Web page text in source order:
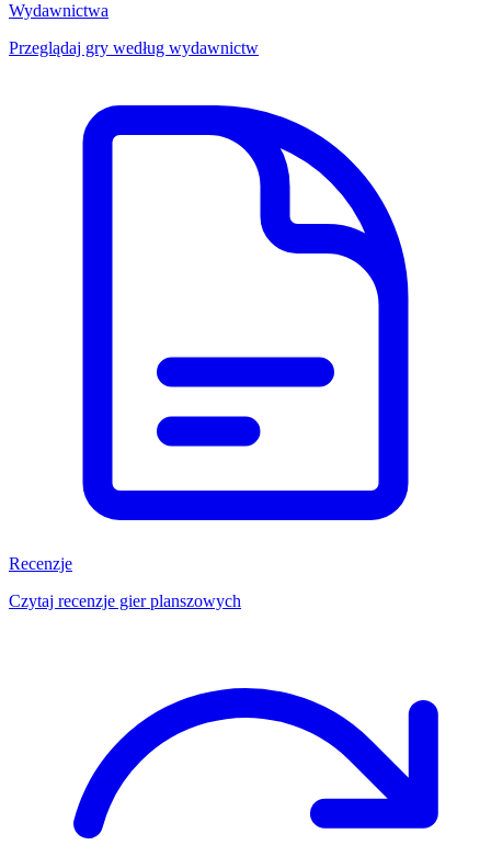
Wydawnictwa
Przeglądaj gry według wydawnictw
Recenzje
Czytaj recenzje gier planszowych